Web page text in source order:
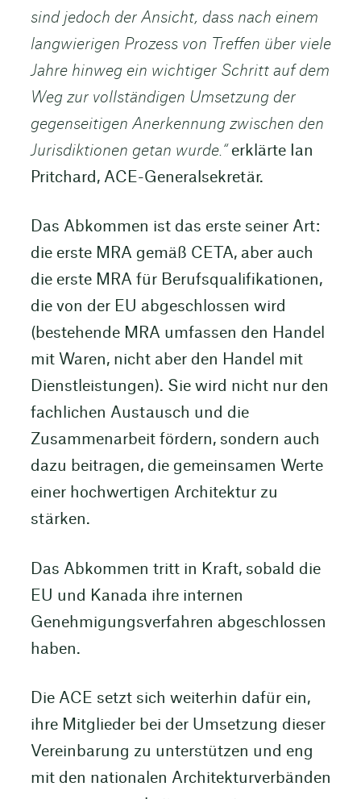
sind jedoch der Ansicht, dass nach einem
langwierigen Prozess von Treffen über viele
Jahre hinweg ein wichtiger Schritt auf dem
Weg zur vollständigen Umsetzung der
gegenseitigen Anerkennung zwischen den
Jurisdiktionen getan wurde.“erklärte Ian
Pritchard, ACE-Generalsekretär.
Das Abkommen ist das erste seiner Art:
die erste MRA gemäß CETA, aber auch
die erste MRA für Berufsqualifikationen,
die von der EU abgeschlossen wird
(bestehende MRA umfassen den Handel
mit Waren, nicht aber den Handel mit
Dienstleistungen). Sie wird nicht nur den
fachlichen Austausch und die
Zusammenarbeit fördern, sondern auch
dazu beitragen, die gemeinsamen Werte
einer hochwertigen Architektur zu
stärken.
Das Abkommen tritt in Kraft, sobald die
EU und Kanada ihre internen
Genehmigungsverfahren abgeschlossen
haben.
Die ACE setzt sich weiterhin dafür ein,
ihre Mitglieder bei der Umsetzung dieser
Vereinbarung zu unterstützen und eng
mit den nationalen Architekturverbänden